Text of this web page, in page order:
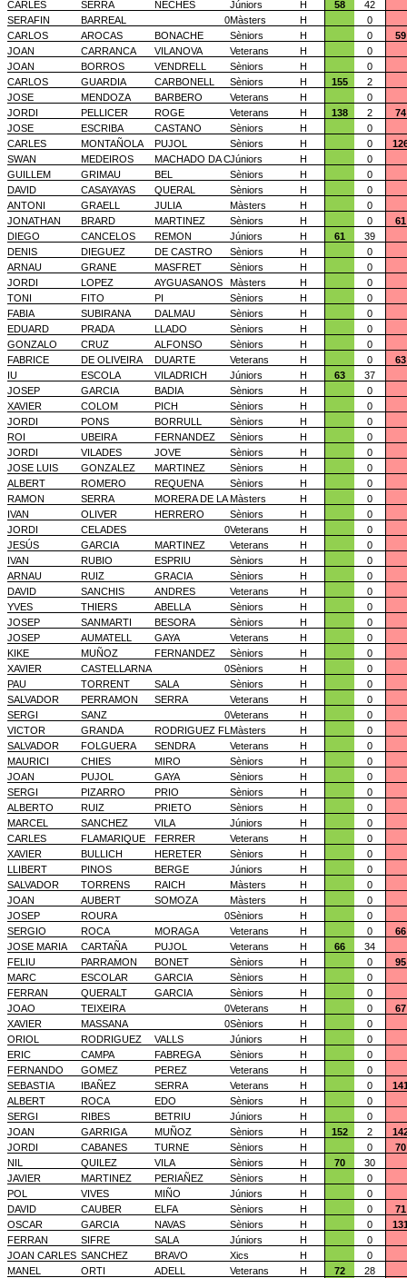
CARLES SERRA NECHES Júniors H 58
42
SERAFIN
BARREAL 0Màsters H
0
CARLOS
AROCAS BONACHE Sèniors H 0
59
JOAN
CARRANCA VILANOVA Veterans H
0
JOAN
BORROS VENDRELL Sèniors H
0
CARLOS
GUARDIA CARBONELL Sèniors H 155
2
JOSE
MENDOZA BARBERO Veterans H
0
JORDI
PELLICER ROGE Veterans H 138 2
74
JOSE
ESCRIBA CASTANO Sèniors H
0
CARLES
MONTAÑOLA PUJOL Sèniors H 0
SWAN
MEDEIROS MACHADO DA CJúniors H
0
GUILLEM
GRIMAU BEL Sèniors H
0
DAVID
CASAYAYAS QUERAL Sèniors H
0
ANTONI
GRAELL JULIA Màsters H
0
JONATHAN
BRARD MARTINEZ Sèniors H 0
61
DIEGO
CANCELOS REMON Júniors H 61
39
DENIS
DIEGUEZ DE CASTRO Sèniors H
0
ARNAU
GRANE MASFRET Sèniors H
0
JORDI
LOPEZ AYGUASANOS Màsters H
0
TONI
FITO PI Sèniors H
0
FABIA
SUBIRANA DALMAU Sèniors H
0
EDUARD
PRADA LLADO Sèniors H
0
GONZALO
CRUZ ALFONSO Sèniors H
0
FABRICE
DE OLIVEIRA DUARTE Veterans H 0
63
IU
ESCOLA VILADRICH Júniors H 63
37
JOSEP
GARCIA BADIA Sèniors H
0
XAVIER
COLOM PICH Sèniors H
0
JORDI
PONS BORRULL Sèniors H
0
ROI
UBEIRA FERNANDEZ Sèniors H
0
JORDI
VILADES JOVE Sèniors H
0
JOSE LUIS
GONZALEZ MARTINEZ Sèniors H
0
ALBERT
ROMERO REQUENA Sèniors H
0
RAMON
SERRA MORERA DE LAMàsters H
0
IVAN
OLIVER HERRERO Sèniors H
0
JORDI
CELADES 0Veterans H
0
JESÚS
GARCIA MARTINEZ Veterans H
0
IVAN
RUBIO ESPRIU Sèniors H
0
ARNAU
RUIZ GRACIA Sèniors H
0
DAVID
SANCHIS ANDRES Veterans H
0
YVES
THIERS ABELLA Sèniors H
0
JOSEP
SANMARTI BESORA Sèniors H
0
JOSEP
AUMATELL GAYA Veterans H
0
KIKE
MUÑOZ FERNANDEZ Sèniors H
0
XAVIER
CASTELLARNA 0Sèniors H
0
PAU
TORRENT SALA Sèniors H
0
SALVADOR
PERRAMON SERRA Veterans H
0
SERGI
SANZ 0Veterans H
0
VICTOR
GRANDA RODRIGUEZ FL Màsters H
0
SALVADOR
FOLGUERA SENDRA Veterans H
0
MAURICI
CHIES MIRO Sèniors H
0
JOAN
PUJOL GAYA Sèniors H
0
SERGI
PIZARRO PRIO Sèniors H
0
ALBERTO
RUIZ PRIETO Sèniors H
0
MARCEL
SANCHEZ VILA Júniors H
0
CARLES
FLAMARIQUE FERRER Veterans H
0
XAVIER
BULLICH HERETER Sèniors H
0
LLIBERT
PINOS BERGE Júniors H
0
SALVADOR
TORRENS RAICH Màsters H
0
JOAN
AUBERT SOMOZA Màsters H
0
JOSEP
ROURA 0Sèniors H
0
SERGIO
ROCA MORAGA Veterans H 0
66
JOSE MARIA
CARTAÑA PUJOL Veterans H 66
34
FELIU
PARRAMON BONET Sèniors H 0
95
MARC
ESCOLAR GARCIA Sèniors H
0
FERRAN
QUERALT GARCIA Sèniors H
0
JOAO
TEIXEIRA 0Veterans H 0
67
XAVIER
MASSANA 0Sèniors H
0
ORIOL
RODRIGUEZ VALLS Júniors H
0
ERIC
CAMPA FABREGA Sèniors H
0
FERNANDO
GOMEZ PEREZ Veterans H
0
SEBASTIA
IBAÑEZ SERRA Veterans H 0
ALBERT
ROCA EDO Sèniors H
0
SERGI
RIBES BETRIU Júniors H
0
JOAN
GARRIGA MUÑOZ Sèniors H 152 2
JORDI
CABANES TURNE Sèniors H 0
70
NIL
QUILEZ VILA Sèniors H 70
30
JAVIER
MARTINEZ PERIAÑEZ Sèniors H
0
POL
VIVES MIÑO Júniors H
0
DAVID
CAUBER ELFA Sèniors H 0
71
OSCAR
GARCIA NAVAS Sèniors H 0
FERRAN
SIFRE SALA Júniors H
0
JOAN CARLES SANCHEZ BRAVO Xics H
0
MANEL
ORTI ADELL Veterans H 72
28